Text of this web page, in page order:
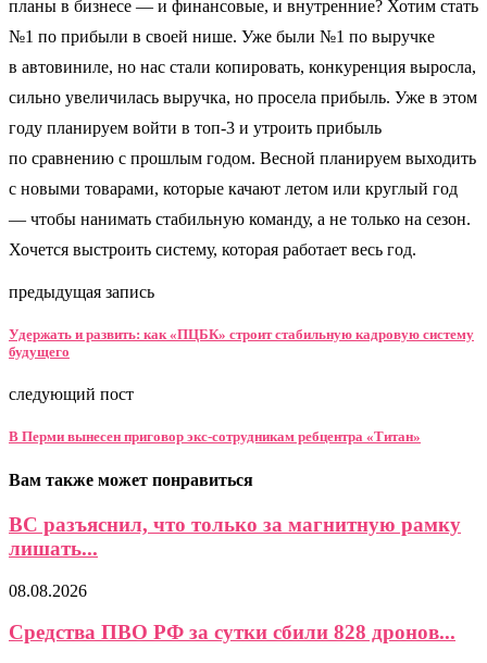
планы в бизнесе — и финансовые, и внутренние? Хотим стать
№1 по прибыли в своей нише. Уже были №1 по выручке
в автовиниле, но нас стали копировать, конкуренция выросла,
сильно увеличилась выручка, но просела прибыль. Уже в этом
году планируем войти в топ-3 и утроить прибыль
по сравнению с прошлым годом. Весной планируем выходить
с новыми товарами, которые качают летом или круглый год
— чтобы нанимать стабильную команду, а не только на сезон.
Хочется выстроить систему, которая работает весь год.
предыдущая запись
Удержать и развить: как «ПЦБК» строит стабильную кадровую систему
будущего
следующий пост
В Перми вынесен приговор экс-сотрудникам ребцентра «Титан»
Вам также может понравиться
ВС разъяснил, что только за магнитную рамку
лишать...
08.08.2026
Средства ПВО РФ за сутки сбили 828 дронов...